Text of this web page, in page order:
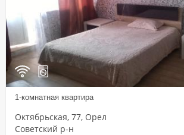
1-комнатная квартира
Октябрьская, 77, Орел
Советский р-н